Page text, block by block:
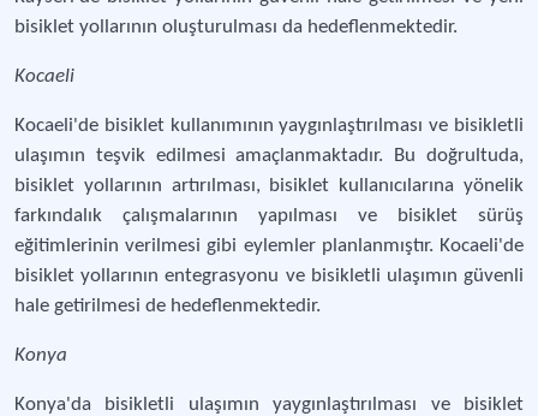
bisiklet yollarının oluşturulması da hedeflenmektedir.
Kocaeli
Kocaeli'de bisiklet kullanımının yaygınlaştırılması ve bisikletli
ulaşımın teşvik edilmesi amaçlanmaktadır. Bu doğrultuda,
bisiklet yollarının artırılması, bisiklet kullanıcılarına yönelik
farkındalık çalışmalarının yapılması ve bisiklet sürüş
eğitimlerinin verilmesi gibi eylemler planlanmıştır. Kocaeli'de
bisiklet yollarının entegrasyonu ve bisikletli ulaşımın güvenli
hale getirilmesi de hedeflenmektedir.
Konya
Konya'da bisikletli ulaşımın yaygınlaştırılması ve bisiklet